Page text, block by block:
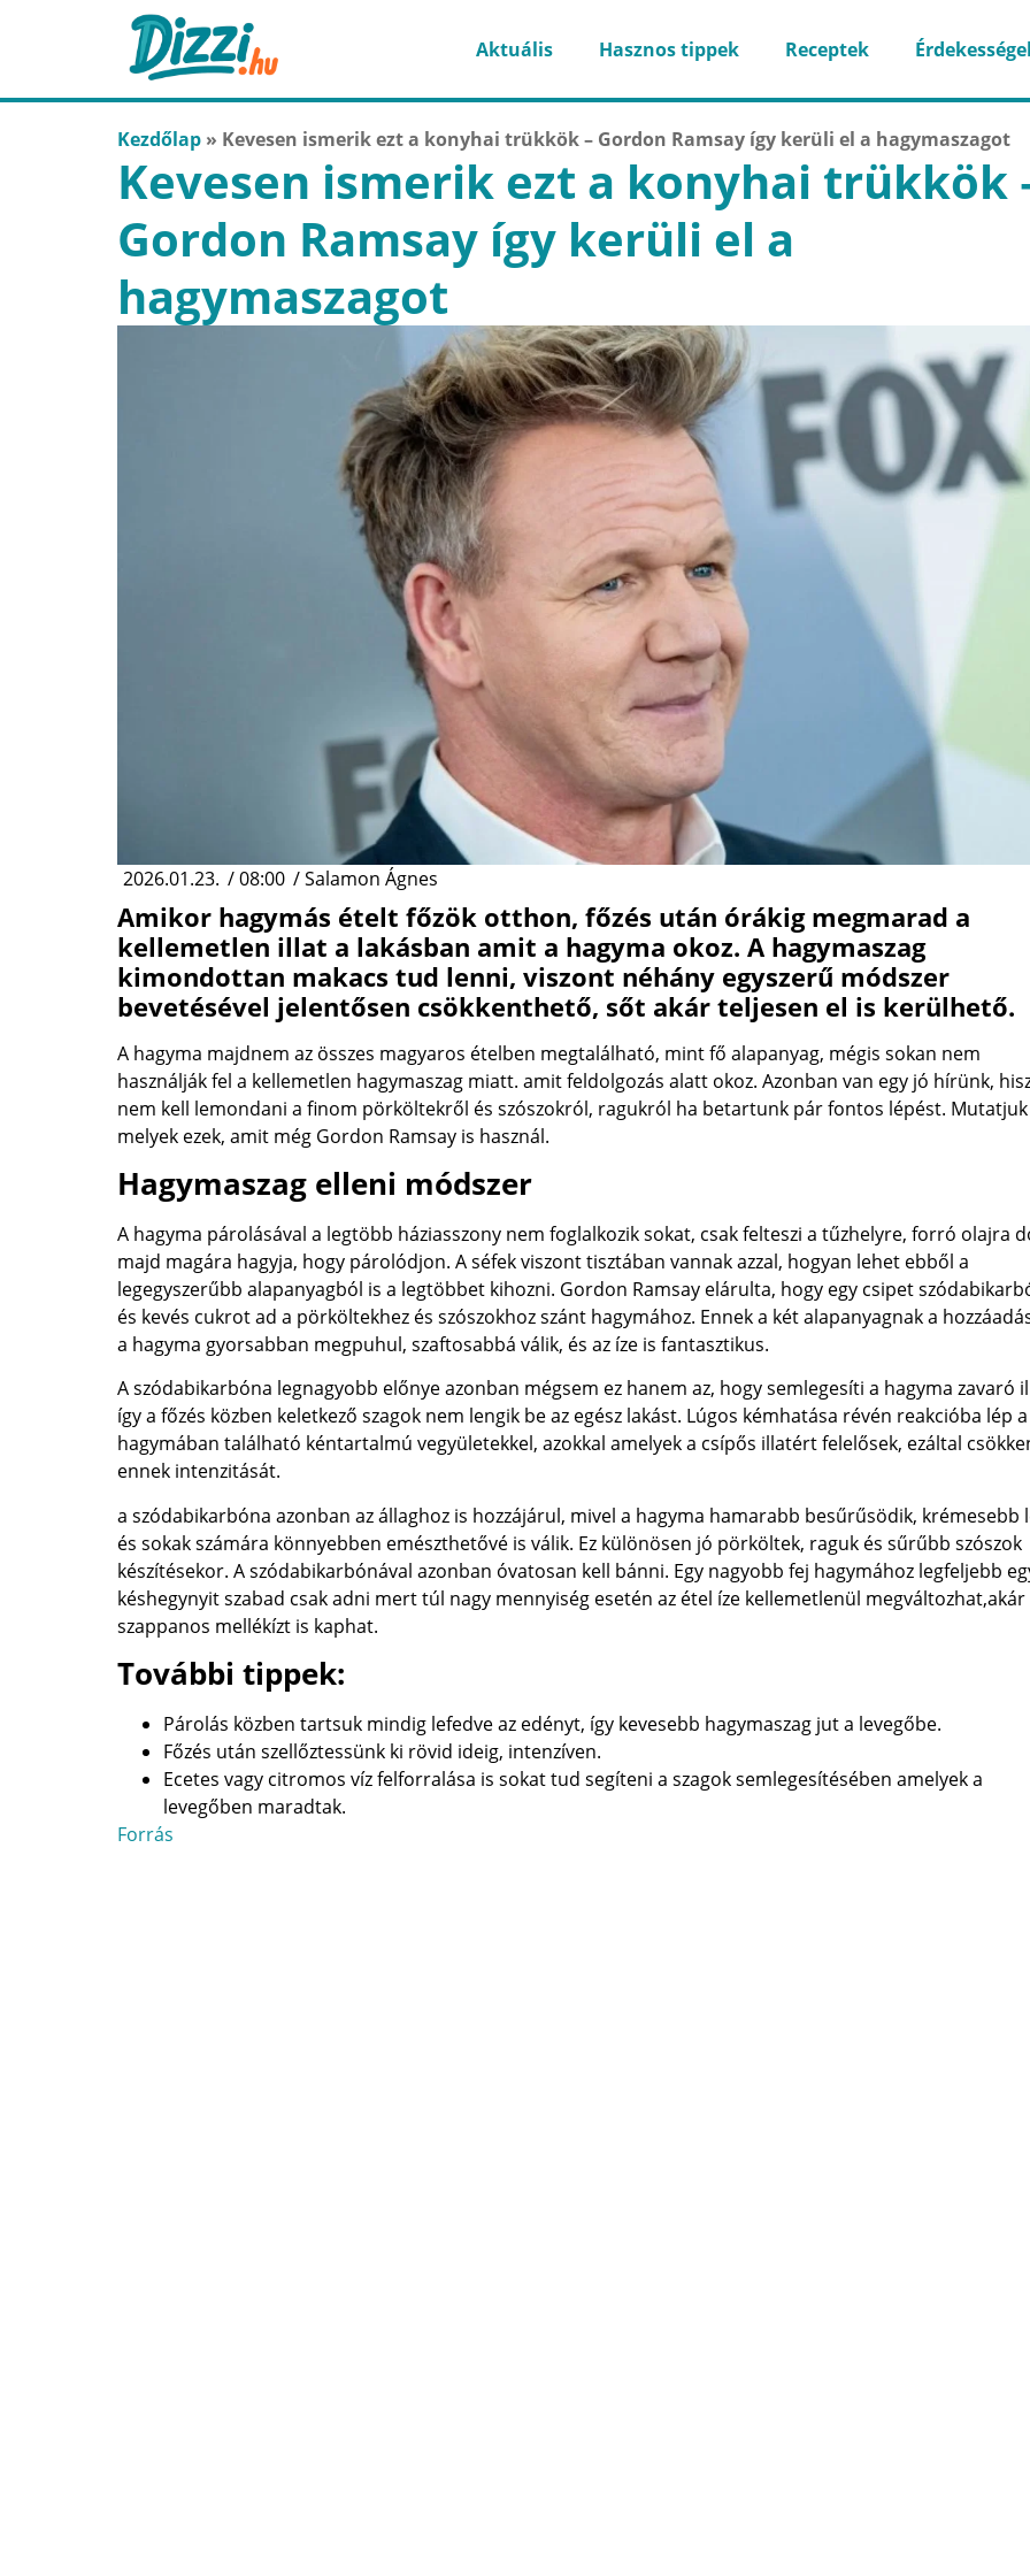
Aktuális Hasznos tippek Receptek
Kezdőlap » Kevesen ismerik ezt a konyhai trükkök – Gordon Ramsay így kerüli el a hagymaszagot
Kevesen ismerik ezt a konyhai trükkök
Gordon Ramsay így kerüli el a
hagymaszagot
2026.01.23. /08:00 /Salamon Ágnes
Amikor hagymás ételt főzök otthon, főzés után órákig megmarad a
kellemetlen illat a lakásban amit a hagyma okoz. A hagymaszag
kimondottan makacs tud lenni, viszont néhány egyszerű módszer
bevetésével jelentősen csökkenthető, sőt akár teljesen el is kerülhető.
A hagyma majdnem az összes magyaros ételben megtalálható, mint fő alapanyag, mégis sokan nem
használják fel a kellemetlen hagymaszag miatt. amit feldolgozás alatt okoz. Azonban van egy jó hírünk,
nem kell lemondani a finom pörköltekről és szószokról, ragukról ha betartunk pár fontos lépést.
melyek ezek, amit még Gordon Ramsay is használ.
Hagymaszag elleni módszer
A hagyma párolásával a legtöbb háziasszony nem foglalkozik sokat, csak felteszi a tűzhelyre, forró olajra
majd magára hagyja, hogy párolódjon. A séfek viszont tisztában vannak azzal, hogyan lehet ebből a
legegyszerűbb alapanyagból is a legtöbbet kihozni. Gordon Ramsay elárulta, hogy egy csipet
és kevés cukrot ad a pörköltekhez és szószokhoz szánt hagymához. Ennek a két alapanyagnak a
a hagyma gyorsabban megpuhul, szaftosabbá válik, és az íze is fantasztikus.
A szódabikarbóna legnagyobb előnye azonban mégsem ez hanem az, hogy semlegesíti a hagyma zavaró
így a főzés közben keletkező szagok nem lengik be az egész lakást. Lúgos kémhatása révén reakcióba lép a
hagymában található kéntartalmú vegyületekkel, azokkal amelyek a csípős illatért felelősek, ezáltal
ennek intenzitását.
a szódabikarbóna azonban az állaghoz is hozzájárul, mivel a hagyma hamarabb besűrűsödik, krémesebb
és sokak számára könnyebben emészthetővé is válik. Ez különösen jó pörköltek, raguk és sűrűbb szószok
készítésekor. A szódabikarbónával azonban óvatosan kell bánni. Egy nagyobb fej hagymához legfeljebb
késhegynyit szabad csak adni mert túl nagy mennyiség esetén az étel íze kellemetlenül megváltozhat,akár
szappanos mellékízt is kaphat.
További tippek:
Párolás közben tartsuk mindig lefedve az edényt, így kevesebb hagymaszag jut a levegőbe.
Főzés után szellőztessünk ki rövid ideig, intenzíven.
Ecetes vagy citromos víz felforralása is sokat tud segíteni a szagok semlegesítésében amelyek a
levegőben maradtak.
Forrás